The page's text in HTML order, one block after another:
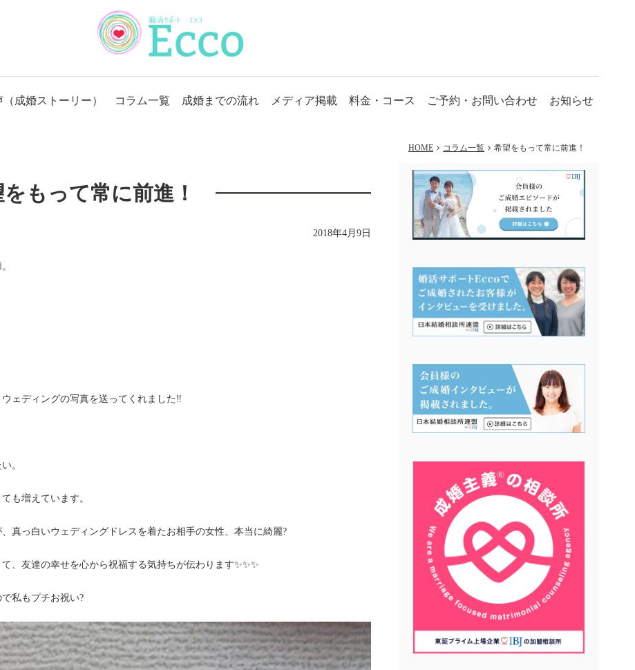
成婚ストーリー） コラム一覧 成婚までの流れ メディア掲載 料金・コース ご予約・お問い合わせ お知らせ
HOME コラム一覧 希望をもって常に前進！
もって常に前進！
2018年4月9日
ェディングの写真を送ってくれました‼
。
も増えています。
真っ白いウェディングドレスを着たお相手の女性、本当に綺麗?
、友達の幸せを心から祝福する気持ちが伝わります✨✨✨
私もプチお祝い?